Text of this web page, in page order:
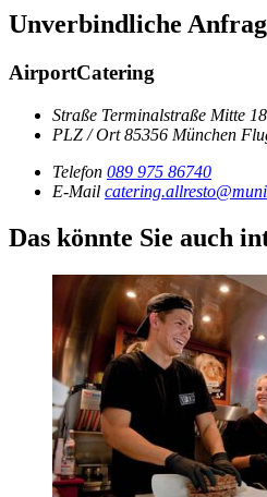
Unverbindliche
AirportCatering
Straße Terminalstraße Mitte 18
PLZ / Ort 85356 München
Telefon 089 975 86740
E-Mail
Das könnte Sie auch